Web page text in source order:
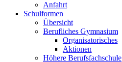
Anfahrt
Schulformen
Übersicht
Berufliches Gymnasium
Organisatorisches
Aktionen
Höhere Berufsfachschule